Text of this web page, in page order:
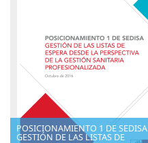
POSICIONAMIENTO 1 DE SEDISA
GESTIÓN DE LAS LISTAS DE